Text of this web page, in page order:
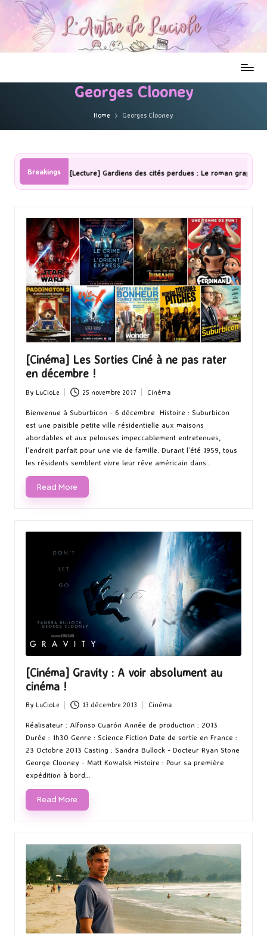
Georges Clooney
Home Georges Clooney
Breakings
[Lecture] Gardiens des cités perdues : Le roman graphique Tome 1
[Cinéma] Les Sorties Ciné à ne pas rater
en décembre !
Posted
by
By LuCioLe 25 novembre 2017
Posted
Cinéma
Bienvenue à Suburbicon - 6 décembre Histoire : Suburbicon
est une paisible petite ville résidentielle aux maisons
abordables et aux pelouses impeccablement entretenues,
l’endroit parfait pour une vie de famille. Durant l’été 1959, tous
les résidents semblent vivre leur rêve américain dans…
Read More
[Cinéma] Gravity : A voir absolument au
cinéma !
Posted
by
By LuCioLe 13 décembre 2013
in
Cinéma
Réalisateur : Alfonso Cuarón Année de production : 2013
Durée : 1h30 Genre : Science Fiction Date de sortie en France :
23 Octobre 2013 Casting : Sandra Bullock - Docteur Ryan Stone
George Clooney - Matt Kowalsk Histoire : Pour sa première
expédition à bord…
Read More